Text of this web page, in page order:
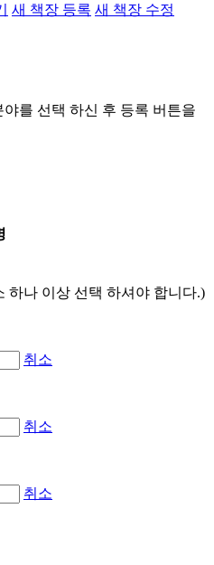
새 책장 등록 새 책장 수정
를 선택 하신 후 등록 버튼을
하나 이상 선택 하셔야 합니다.)
취소
취소
취소